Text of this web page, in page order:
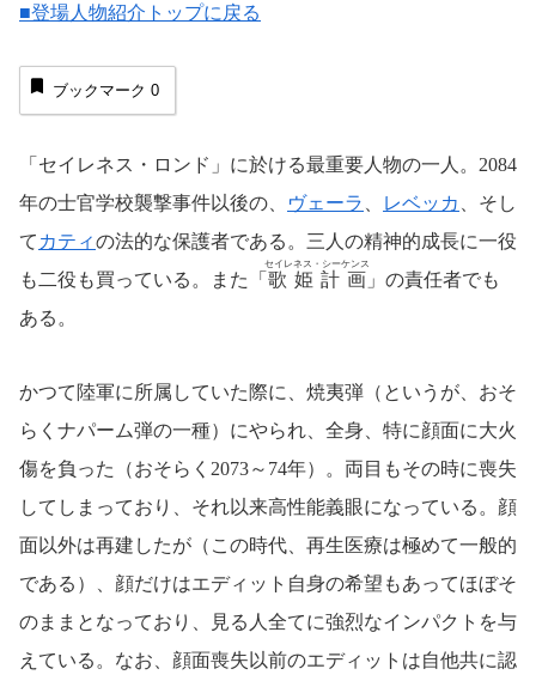
■登場人物紹介トップに戻る
ブックマーク 0
「セイレネス・ロンド」に於ける最重要人物の一人。2084
年の士官学校襲撃事件以後の、
ヴェーラ レベッカ
、そし
て カティの法的な保護者である。三人の精神的成長に一役
も二役も買っている。また「 歌姫計画
セイレネス・シーケンス
」の責任者でも
ある。
かつて陸軍に所属していた際に、焼夷弾（というが、おそ
らくナパーム弾の一種）にやられ、全身、特に顔面に大火
傷を負った（おそらく2073～74年）。両目もその時に喪失
してしまっており、それ以来高性能義眼になっている。顔
面以外は再建したが（この時代、再生医療は極めて一般的
である）、顔だけはエディット自身の希望もあってほぼそ
のままとなっており、見る人全てに強烈なインパクトを与
えている。なお、顔面喪失以前のエディットは自他共に認